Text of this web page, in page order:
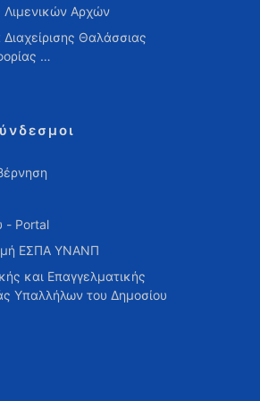
Λιμενικών Αρχών
Θαλάσσιας
…
- Portal
ΕΣΠΑ ΥΝΑΝΠ
και Επαγγελματικής
Υπαλλήλων του Δημοσίου